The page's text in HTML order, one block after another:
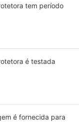
tem período
é testada
é fornecida para